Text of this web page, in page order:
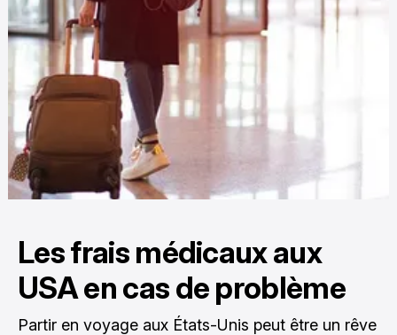
Les frais médicaux aux
USA en cas de problème
Partir en voyage aux États-Unis peut être un rêve